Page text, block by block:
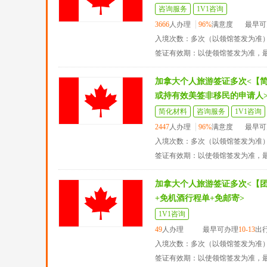
咨询服务
1V1咨询
3666人办理 96%满意度
最早
入境次数：多次（以领馆签发为准
签证有效期：以使领馆签发为准，
加拿大个人旅游签证多次<【
或持有效美签非移民的申请人
简化材料 咨询服务
1V1咨询
2447人办理 96%满意度
最早
入境次数：多次（以领馆签发为准
签证有效期：以使领馆签发为准，
加拿大个人旅游签证多次<【
+免机酒行程单+免邮寄>
1V1咨询
49人办理 最早可办理10-13出
入境次数：多次（以领馆签发为准
签证有效期：以使领馆签发为准，